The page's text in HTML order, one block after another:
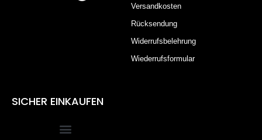
Versandkosten
Rücksendung
Widerrufsbelehrung
Wiederrufsformular
SICHER EINKAUFEN